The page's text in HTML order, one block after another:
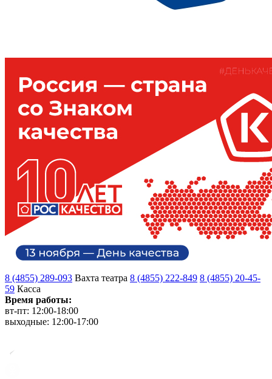
8 (4855) 289-093 Вахта театра 8 (4855) 222-849 8 (4855) 20-45-
59 Касса
Время работы:
вт-пт: 12:00-18:00
выходные: 12:00-17:00